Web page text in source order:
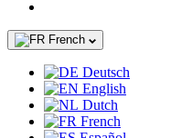
French
Deutsch
English
Dutch
French